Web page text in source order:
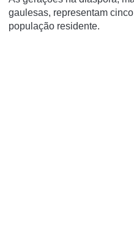
gaulesas, representam
população residente.